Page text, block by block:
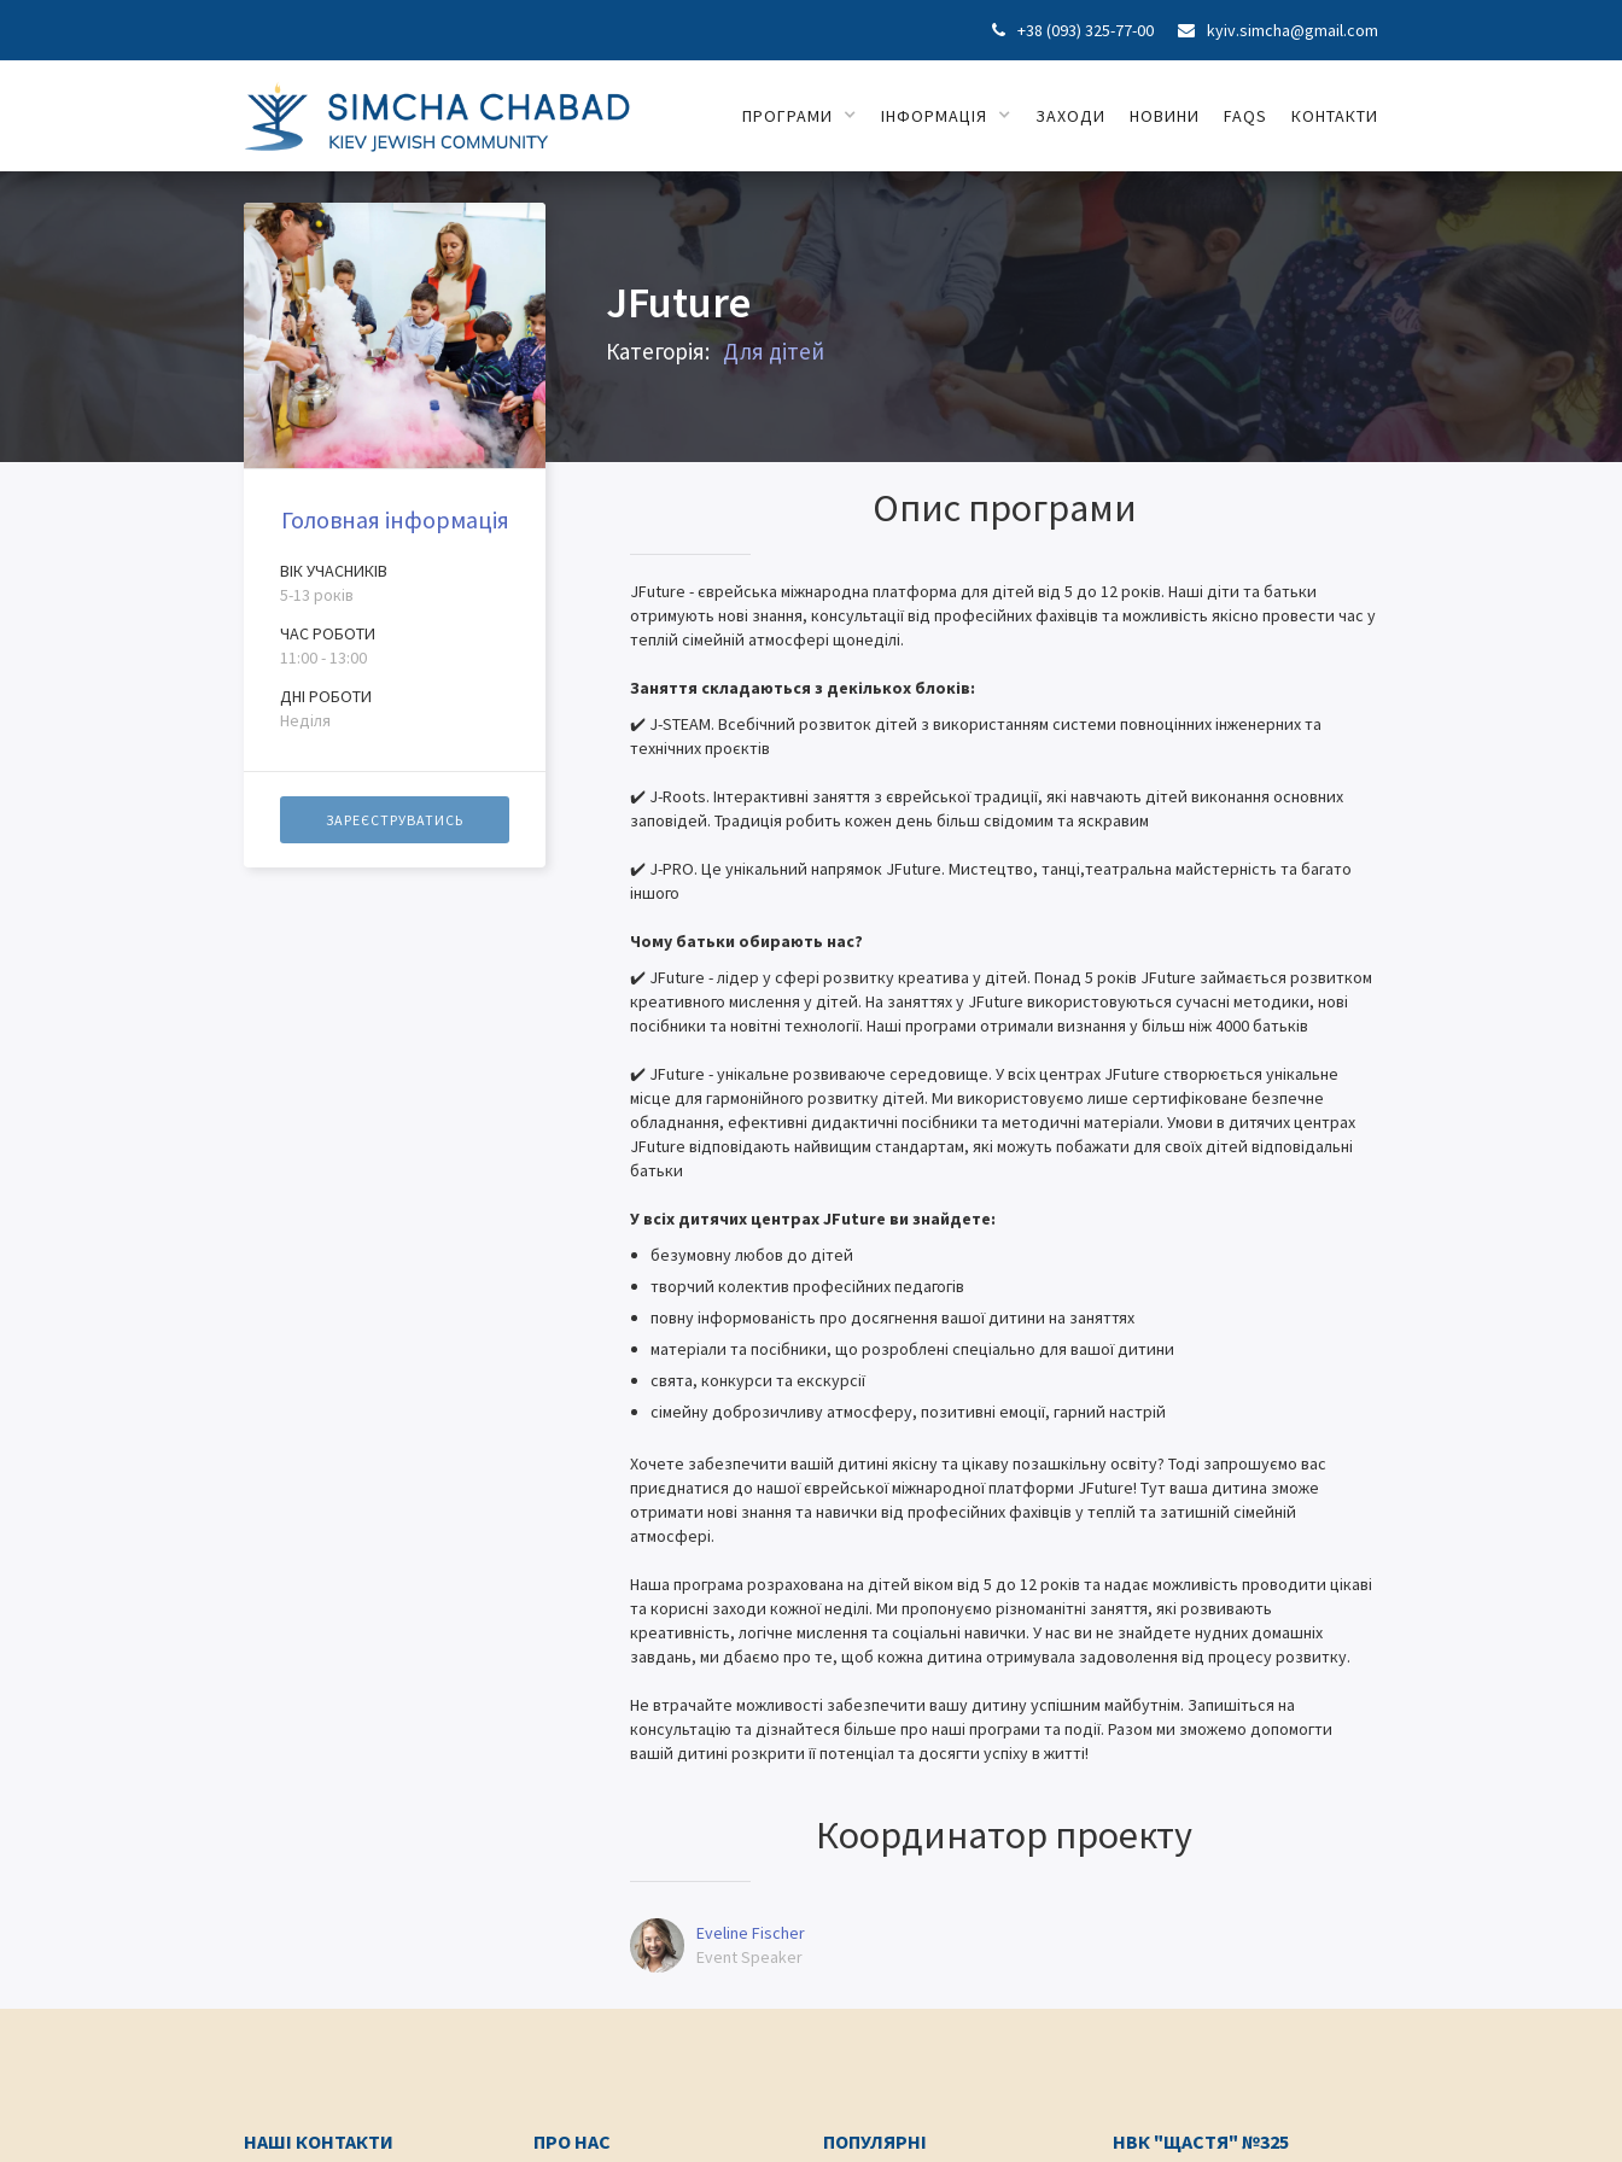
 +38 (093) 325-77-00  kyiv.simcha@gmail.com
ПРОГРАМИ ІНФОРМАЦІЯ ЗАХОДИ НОВИНИ FAQS КОНТАКТИ
JFuture
Категорія: Для дітей
Головная інформація
ВІК УЧАСНИКІВ
5-13 років
ЧАС РОБОТИ
11:00 - 13:00
ДНІ РОБОТИ
Неділя
ЗАРЕЄСТРУВАТИСЬ
Опис програми
JFuture - єврейська міжнародна платформа для дітей від 5 до 12 років. Наші діти та батьки
отримують нові знання, консультації від професійних фахівців та можливість якісно провести час у
теплій сімейній атмосфері щонеділі.
Заняття складаються з декількох блоків:
✔️ J-STEAM. Всебічний розвиток дітей з використанням системи повноцінних інженерних та
технічних проєктів
✔️ J-Roots. Інтерактивні заняття з єврейської традиції, які навчають дітей виконання основних
заповідей. Традиція робить кожен день більш свідомим та яскравим
✔️ J-PRO. Це унікальний напрямок JFuture. Мистецтво, танці,театральна майстерність та багато
іншого
Чому батьки обирають нас?
✔️ JFuture - лідер у сфері розвитку креатива у дітей. Понад 5 років JFuture займається розвитком
креативного мислення у дітей. На заняттях у JFuture використовуються сучасні методики, нові
посібники та новітні технології. Наші програми отримали визнання у більш ніж 4000 батьків
✔️ JFuture - унікальне розвиваюче середовище. У всіх центрах JFuture створюється унікальне
місце для гармонійного розвитку дітей. Ми використовуємо лише сертифіковане безпечне
обладнання, ефективні дидактичні посібники та методичні матеріали. Умови в дитячих центрах
JFuture відповідають найвищим стандартам, які можуть побажати для своїх дітей відповідальні
батьки
У всіх дитячих центрах JFuture ви знайдете:
безумовну любов до дітей
творчий колектив професійних педагогів
повну інформованість про досягнення вашої дитини на заняттях
матеріали та посібники, що розроблені спеціально для вашої дитини
свята, конкурси та екскурсії
сімейну доброзичливу атмосферу, позитивні емоції, гарний настрій
Хочете забезпечити вашій дитині якісну та цікаву позашкільну освіту? Тоді запрошуємо вас
приєднатися до нашої єврейської міжнародної платформи JFuture! Тут ваша дитина зможе
отримати нові знання та навички від професійних фахівців у теплій та затишній сімейній
атмосфері.
Наша програма розрахована на дітей віком від 5 до 12 років та надає можливість проводити цікаві
та корисні заходи кожної неділі. Ми пропонуємо різноманітні заняття, які розвивають
креативність, логічне мислення та соціальні навички. У нас ви не знайдете нудних домашніх
завдань, ми дбаємо про те, щоб кожна дитина отримувала задоволення від процесу розвитку.
Не втрачайте можливості забезпечити вашу дитину успішним майбутнім. Запишіться на
консультацію та дізнайтеся більше про наші програми та події. Разом ми зможемо допомогти
вашій дитині розкрити її потенціал та досягти успіху в житті!
Координатор проекту
Eveline Fischer
Event Speaker
НАШІ КОНТАКТИ ПРО НАС ПОПУЛЯРНІ НВК "ЩАСТЯ" №325